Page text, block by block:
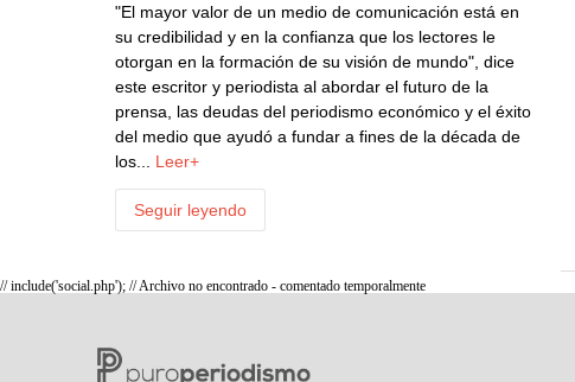
"El mayor valor de un medio de comunicación está en
su credibilidad y en la confianza que los lectores le
otorgan en la formación de su visión de mundo", dice
este escritor y periodista al abordar el futuro de la
prensa, las deudas del periodismo económico y el éxito
del medio que ayudó a fundar a fines de la década de
los... Leer+
Seguir leyendo
// include('social.php'); // Archivo no encontrado - comentado temporalmente